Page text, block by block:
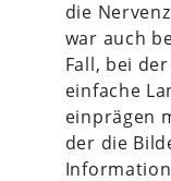
die
war auch
Fall, bei
einfache
einprägen
der die